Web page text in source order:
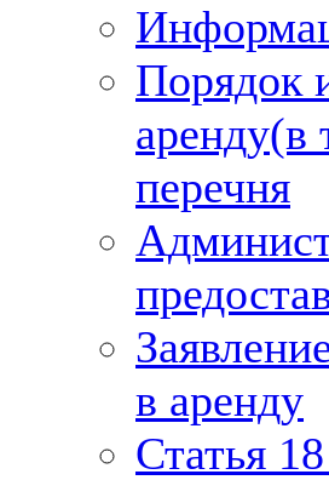
Порядок
аренду(в
перечня
в аренду
Статья